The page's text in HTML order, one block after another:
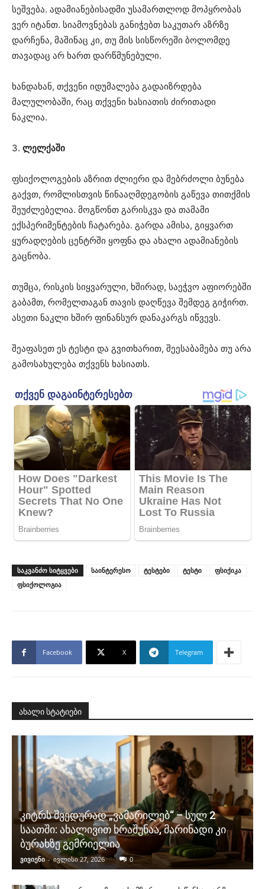
სეშვება. ადამიანებისადმი უსამართლოდ მოპყრობას
ვერ იტანთ. სიამოვნებას განიჭებთ საკუთარ აზრზე
დარჩენა, მაშინაც კი, თუ მის სისწორეში ბოლომდე
თავადაც არ ხართ დარწმუნებული.
ხანდახან, თქვენი იდუმალება გადაიზრდება
მალულობაში, რაც თქვენი ხასიათის ძირითადი
ნაკლია.
3. ლელქაში
ფსიქოლოგების აზრით ძლიერი და მებრძოლი ბუნება
გაქვთ, რომლისთვის წინააღმდეგობის გაწევა თითქმის
შეუძლებელია. მოგწონთ გარისკვა და თამამი
ექსპერიმენტების ჩატარება. გარდა ამისა, გიყვართ
ყურადღების ცენტრში ყოფნა და ახალი ადამიანების
გაცნობა.
თუმცა, რისკის სიყვარული, ხშირად, საეჭვო აფიორებში
გაბამთ, რომელთაგან თავის დაღწევა შემდეგ გიჭირთ.
ასეთი ნაკლი ხშირ ფინანსურ დანაკარგს იწვევს.
შეაფასეთ ეს ტესტი და გვითხარით, შეესაბამება თუ არა
გამოსახულება თქვენს ხასიათს.
ᲡᲐᲙᲕᲐᲜᲫᲝ ᲡᲘᲢᲧᲕᲔᲑᲘ საინტერესო ტესტები ტესტი
ფსიქიკა
ფსიქოლოგია
Facebook X Telegram
ახალი სტატიები
კიტრს შვედურად „ვამარილებ“ – სულ 2
საათში: ახალივით ხრაშუნაა, მარინადი კი
ბურახზე გემრიელია
ვივიენი - ივლისი 27, 2026 0